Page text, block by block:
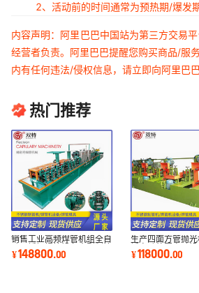
2、活动前的时间通常为预热期/爆发
内容声明：阿里巴巴中国站为第三方交易
经营者负责。阿里巴巴提醒您购买商品/服
内有任何违法/侵权信息，请立即向阿里巴
热门推荐
销售工业高频焊管机组全自
动不锈钢焊管设备大型制管
机焊接机方管
¥148800.00
生产四面方管抛
锈自动外圆电动设
式抛光机
¥118000.00